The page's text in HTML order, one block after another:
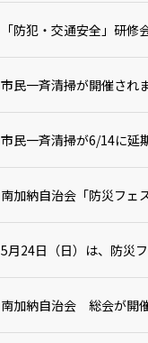
「防犯・交通安全」研修
市民一斉清掃が開催され
市民一斉清掃が6/14に延
南加納自治会「防災フェ
5月24日（日）は、防災
南加納自治会 総会が開